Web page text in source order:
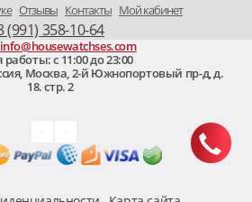
Отзывы Контакты Мой кабинет
(991) 358-10-64
info@housewatchses.com
работы: c 11:00 до 23:00
Москва 2-й Южнопортовый пр-д, д.
18. стр. 2